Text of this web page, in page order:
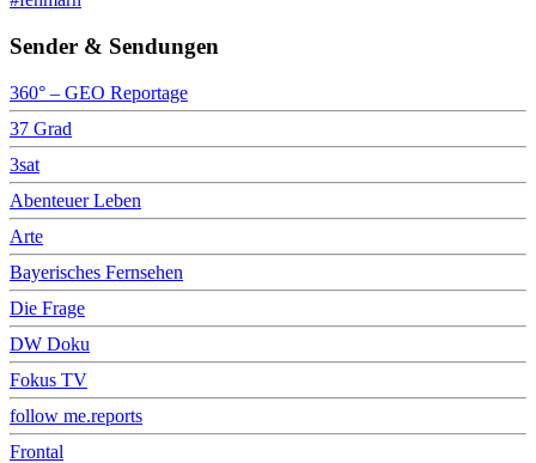
Sender & Sendungen
360° – GEO Reportage
37 Grad
3sat
Abenteuer Leben
Arte
Bayerisches Fernsehen
Die Frage
DW Doku
Fokus TV
follow me.reports
Frontal